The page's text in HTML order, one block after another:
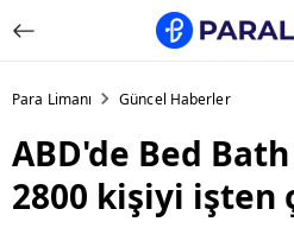
Para Limanı Güncel Haberler
ABD'de Bed
2800 kişiyi işten